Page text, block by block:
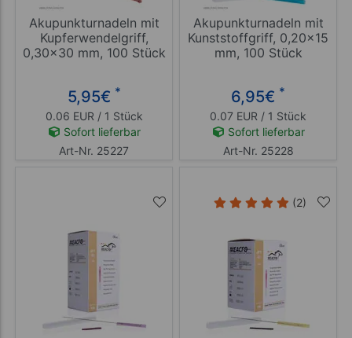
Akupunkturnadeln mit
Kupferwendelgriff,
0,30x30 mm, 100 Stück
5,95€ *
0.06 EUR / 1 Stück
Sofort lieferbar
Art-Nr. 25227
Akupunkturnadeln mit
Kunststoffgriff, 0,20x15
mm, 100 Stück
6,95€ *
0.07 EUR / 1 Stück
Sofort lieferbar
Art-Nr. 25228
(2)